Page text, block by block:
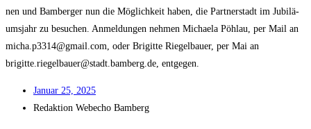
nen und Bam­ber­ger nun die Mög­lich­keit haben, die Part­ner­stadt im Jubi­lä­
ums­jahr zu besu­chen. Anmel­dun­gen neh­men Michae­la Pöhlau, per Mail an
micha.p3314@gmail.com, oder Bri­git­te Rie­gel­bau­er, per Mai an
brigitte.riegelbauer@stadt.bamberg.de, entgegen.
Janu­ar 25, 2025
Redak­ti­on Web­echo Bamberg